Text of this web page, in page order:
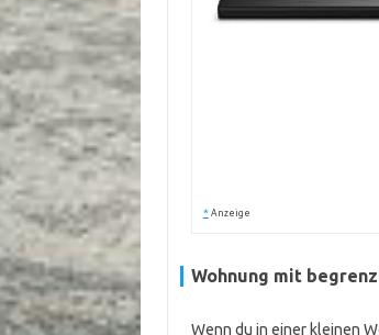
* Anzeige
Wohnung mit
Wenn du in einer kleinen